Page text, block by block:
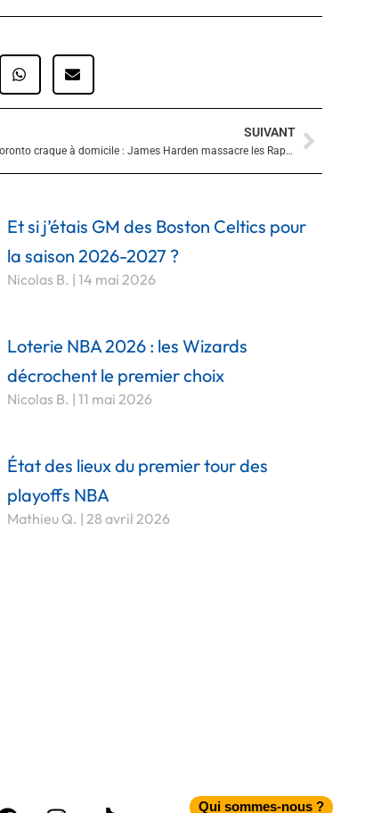
SUIVANT
Toronto craque à domicile : James Harden massacre les Raptors en prolongation Suivant
Et si j’étais GM des Boston Celtics pour
la saison 2026-2027 ?
Nicolas B. 14 mai 2026
Loterie NBA 2026 : les Wizards
décrochent le premier choix
Nicolas B. 11 mai 2026
État des lieux du premier tour des
playoffs NBA
Mathieu Q. 28 avril 2026
FacebookInstagram
Tiktok Qui sommes-nous ?